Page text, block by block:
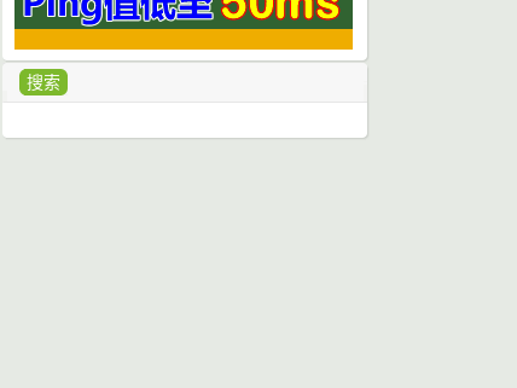
搜索